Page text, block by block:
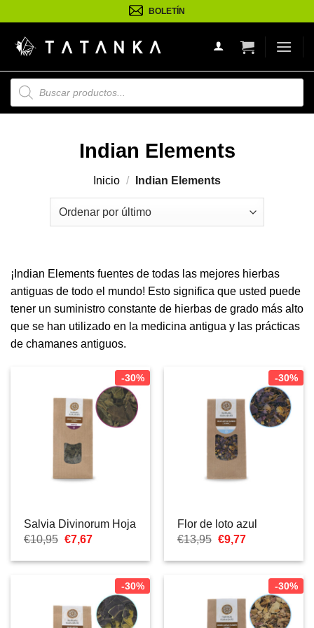
al
contenido
BOLETÍN
Búsqueda
de
productos
Indian Elements
Inicio / Indian Elements
¡Indian Elements fuentes de todas las mejores hierbas
antiguas de todo el mundo! Esto significa que usted puede
tener un suministro constante de hierbas de grado más alto
que se han utilizado en la medicina antigua y las prácticas
de chamanes antiguos.
-30%
Salvia Divinorum Hoja
€10,95 El
original
€7,67El
actual
€7,67.
-30%
Flor de loto azul
€13,95 El
original
€9,77El
actual
€9,77.
-30% -30%